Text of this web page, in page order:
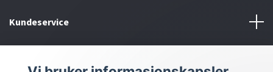
Kundeservice